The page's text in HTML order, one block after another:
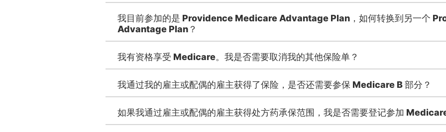
我目前参加的是 Providence Medicare Advantage Plan，如何转换到另一个
Advantage Plan？
我有资格享受 Medicare。我是否需要取消我的其他保险单？
我通过我的雇主或配偶的雇主获得了保险，是否还需要参保 Medicare B 部分？
如果我通过雇主或配偶的雇主获得处方药承保范围，我是否需要登记参加